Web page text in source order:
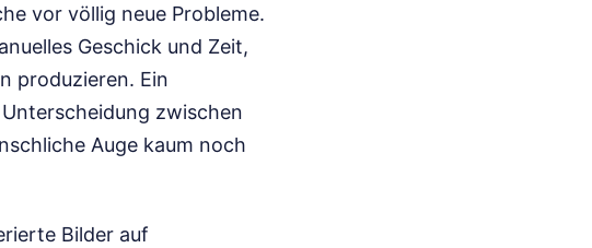
vor völlig neue Probleme.
Geschick und Zeit,
produzieren. Ein
zwischen
Auge kaum noch
Bilder auf